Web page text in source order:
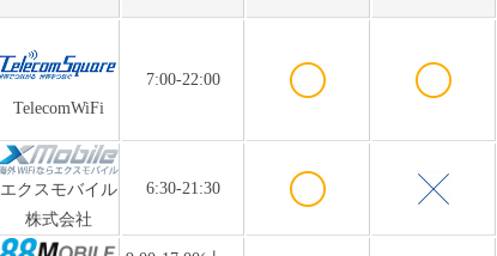
TelecomWiFi
7:00-22:00
エクスモバイル
株式会社
6:30-21:30